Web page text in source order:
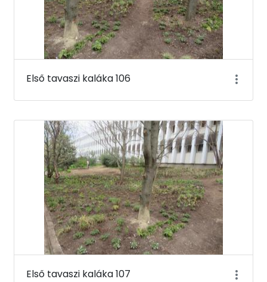
Első tavaszi kaláka 106
Első tavaszi kaláka 107